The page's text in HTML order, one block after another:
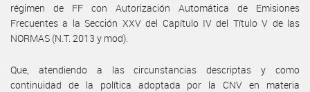
régimen de FF con Autorización Automática de Emisiones
Frecuentes a la Sección XXV del Capítulo IV del Título V de las
NORMAS (N.T. 2013 y mod).
Que, atendiendo a las circunstancias descriptas y como
continuidad de la política adoptada por la CNV en materia